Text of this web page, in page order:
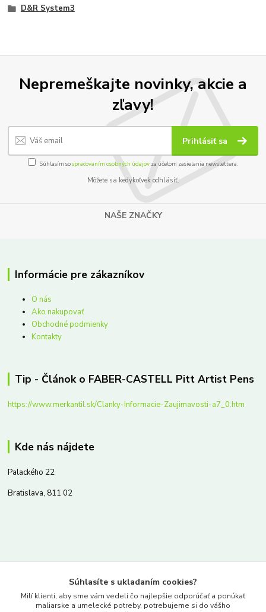
D&R System3
Nepremeškajte novinky, akcie a
zľavy!
Prihlásiť sa
Súhlasím sospracovaním osobných údajov za účelom zasielania newslettera.
Môžete sa kedykoľvek odhlásiť.
NAŠE ZNAČKY
Informácie pre zákazníkov
O nás
Ako nakupovať
Obchodné podmienky
Kontakty
Tip - Článok o FABER-CASTELL Pitt Artist Pens
https://www.merkantil.sk/Clanky-Informacie-Zaujimavosti-a7_0.htm
Kde nás nájdete
Palackého 22
Bratislava, 811 02
www.merkantil.sk
Súhlasíte s ukladaním cookies?
Milí klienti, aby sme vám vedeli čo najlepšie odporúčať a ponúkať
maliarske a umelecké potreby, potrebujeme si do vášho